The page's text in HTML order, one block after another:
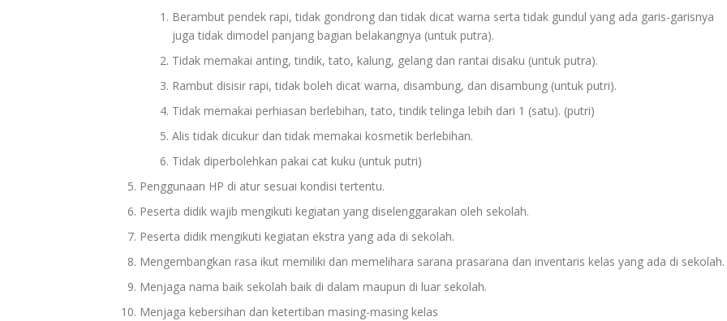
Berambut pendek rapi, tidak gondrong dan tidak dicat warna serta tidak gundul yang ada garis-garisnya
juga tidak dimodel panjang bagian belakangnya (untuk putra).
Tidak memakai anting, tindik, tato, kalung, gelang dan rantai disaku (untuk putra).
Rambut disisir rapi, tidak boleh dicat warna, disambung, dan disambung (untuk putri).
Tidak memakai perhiasan berlebihan, tato, tindik telinga lebih dari 1 (satu). (putri)
Alis tidak dicukur dan tidak memakai kosmetik berlebihan.
Tidak diperbolehkan pakai cat kuku (untuk putri)
Penggunaan HP di atur sesuai kondisi tertentu.
Peserta didik wajib mengikuti kegiatan yang diselenggarakan oleh sekolah.
Peserta didik mengikuti kegiatan ekstra yang ada di sekolah.
Mengembangkan rasa ikut memiliki dan memelihara sarana prasarana dan inventaris kelas yang ada di sekolah.
Menjaga nama baik sekolah baik di dalam maupun di luar sekolah.
Menjaga kebersihan dan ketertiban masing-masing kelas